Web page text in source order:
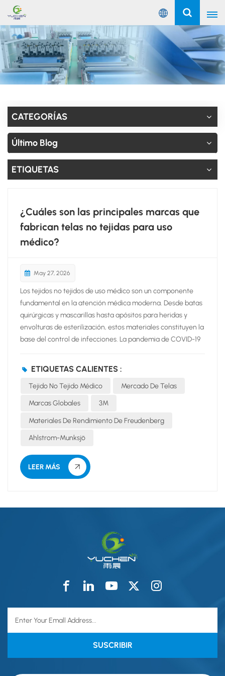
Español
English
Русский
Español
Português
عربي
CATEGORÍAS
Último Blog
ETIQUETAS
¿Cuáles son las principales marcas que
fabrican telas no tejidas para uso
médico?
May 27, 2026
Los tejidos no tejidos de uso médico son un componente
fundamental en la atención médica moderna. Desde batas
quirúrgicas y mascarillas hasta apósitos para heridas y
envolturas de esterilización, estos materiales constituyen la
base del control de infecciones. La pandemia de COVID-19
médica conozcan a los principales fabricantes.Entonces,
¿Qué empresas dominan el mercado global? tejido no
presenta un análisis exhaustivo de las principales marcas,
basado en su cuota de mercado, liderazgo tecnológico y
mundial con tejidos mel...
ETIQUETAS CALIENTES :
Tejido No Tejido Médico Mercado De Telas
Marcas Globales 3M
Materiales De Rendimiento De Freudenberg
Ahlstrom-Munksjö
LEER MÁS